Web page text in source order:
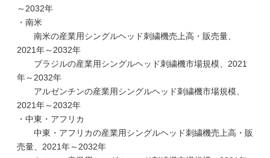
～2032年
・南米
南米の産業用シングルヘッド刺繍機売上高・販売量、
2021年～2032年
ブラジルの産業用シングルヘッド刺繍機市場規模、2021
年～2032年
アルゼンチンの産業用シングルヘッド刺繍機市場規模、
2021年～2032年
・中東・アフリカ
中東・アフリカの産業用シングルヘッド刺繍機売上高・販
売量、2021年～2032年